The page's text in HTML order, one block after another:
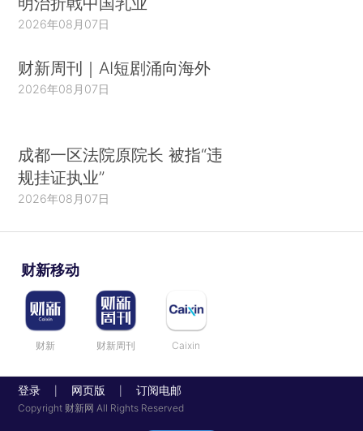
2026年08月07日
财新周刊｜AI短剧涌向海外
2026年08月07日
成都一区法院原院长 被指“违
规挂证执业”
2026年08月07日
财新移动
财新 财新周刊 Caixin
登录 网页版 订阅电邮
Copyright 财新网 All Rights Reserved